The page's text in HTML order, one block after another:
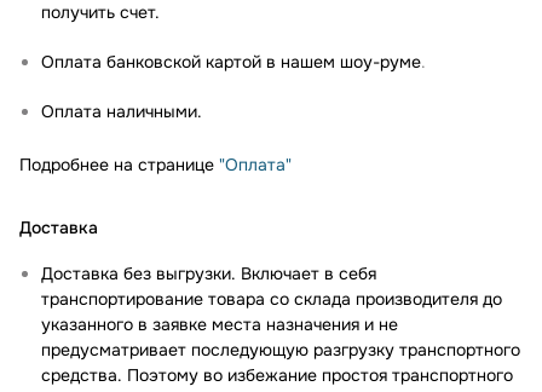
получить счет.
Оплата банковской картой в нашем шоу-руме.
Оплата наличными.
Подробнее на странице "Оплата"
Доставка
Доставка без выгрузки. Включает в себя
транспортирование товара со склада производителя до
указанного в заявке места назначения и не
предусматривает последующую разгрузку транспортного
средства. Поэтому во избежание простоя транспортного